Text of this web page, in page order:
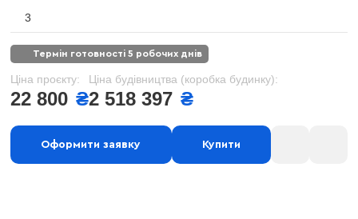
3
термін готовності 5 робочих днів
Ціна проєкту:
22 800 ₴
Ціна будівництва (коробка будинку):
2 518 397 ₴
Оформити заявку Купити